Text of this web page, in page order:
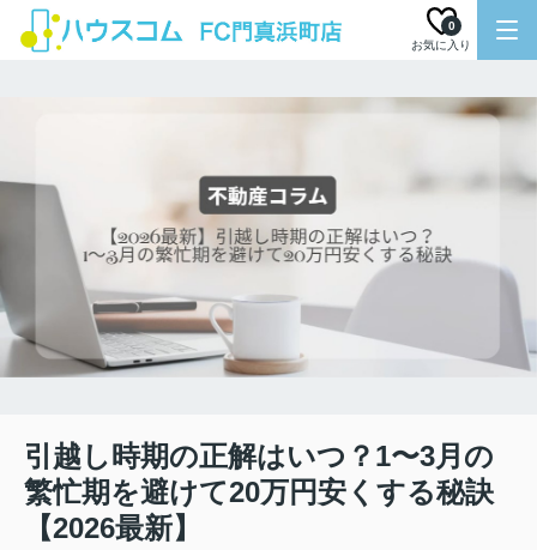
お気に入り
0
引越し時期の正解はいつ？1〜3月の
繁忙期を避けて20万円安くする秘訣
【2026最新】